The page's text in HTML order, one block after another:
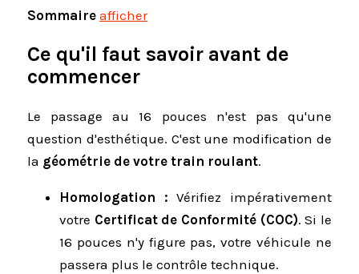
Sommaire afficher
Ce qu'il faut savoir avant de
commencer
Le passage au 16 pouces n'est pas qu'une
question d'esthétique. C'est une modification de
la géométrie de votre train roulant.
Homologation : Vérifiez impérativement
votre Certificat de Conformité (COC). Si le
16 pouces n'y figure pas, votre véhicule ne
passera plus le contrôle technique.